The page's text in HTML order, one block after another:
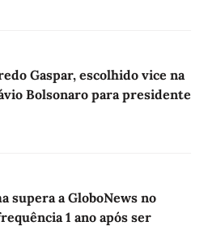
Gaspar, escolhido vice na
Bolsonaro para presidente
supera a GloboNews no
1 ano após ser